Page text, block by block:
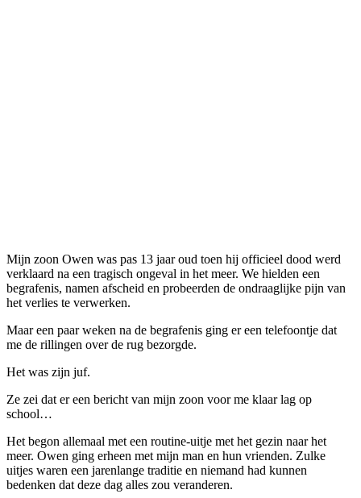
Mijn zoon Owen was pas 13 jaar oud toen hij officieel dood werd
verklaard na een tragisch ongeval in het meer. We hielden een
begrafenis, namen afscheid en probeerden de ondraaglijke pijn van
het verlies te verwerken.
Maar een paar weken na de begrafenis ging er een telefoontje dat
me de rillingen over de rug bezorgde.
Het was zijn juf.
Ze zei dat er een bericht van mijn zoon voor me klaar lag op
school…
Het begon allemaal met een routine-uitje met het gezin naar het
meer. Owen ging erheen met mijn man en hun vrienden. Zulke
uitjes waren een jarenlange traditie en niemand had kunnen
bedenken dat deze dag alles zou veranderen.